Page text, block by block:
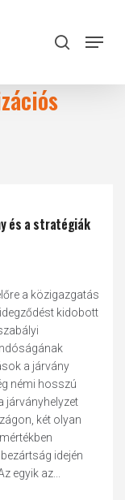
search
Menu
és a stratégiák
a közigazgatás
kidobott
a járvány
némi hosszú
járványhelyzet
két olyan
idején
egyik az...
Close